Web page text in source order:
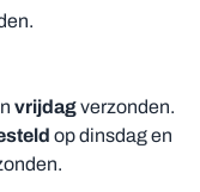
vrijdagverzonden.
op dinsdag en